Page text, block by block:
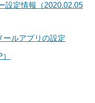
設定情報（2020.02.05
ールアプリの設定